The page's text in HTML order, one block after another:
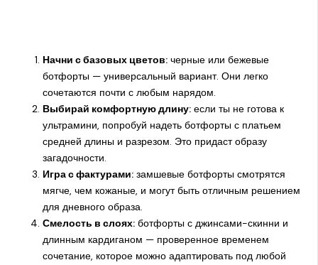
Начни с базовых цветов:черные или бежевые
ботфорты — универсальный вариант. Они легко
сочетаются почти с любым нарядом.
Выбирай комфортную длину:если ты не готова к
ультрамини, попробуй надеть ботфорты с платьем
средней длины и разрезом. Это придаст образу
загадочности.
Игра с фактурами:замшевые ботфорты смотрятся
мягче, чем кожаные, и могут быть отличным решением
для дневного образа.
Смелость в слоях:ботфорты с джинсами-скинни и
длинным кардиганом — проверенное временем
сочетание, которое можно адаптировать под любой